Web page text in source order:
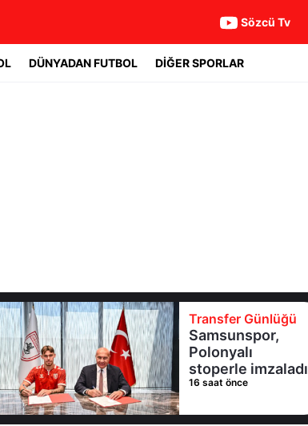
Sözcü Tv
DÜNYADAN FUTBOL DİĞER SPORLAR
Transfer Günlüğü
Samsunspor,
Polonyalı
stoperle imzaladı
16 saat önce